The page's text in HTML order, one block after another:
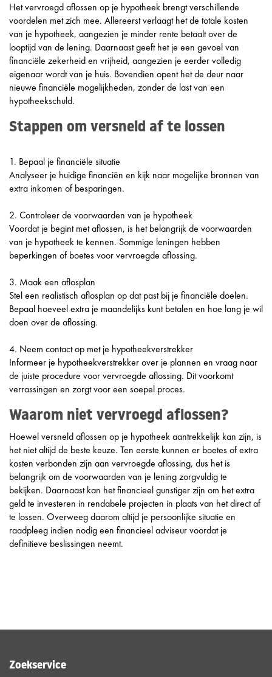
Het vervroegd aflossen op je hypotheek brengt verschillende
voordelen met zich mee. Allereerst verlaagt het de totale kosten
van je hypotheek, aangezien je minder rente betaalt over de
looptijd van de lening. Daarnaast geeft het je een gevoel van
financiële zekerheid en vrijheid, aangezien je eerder volledig
eigenaar wordt van je huis. Bovendien opent het de deur naar
nieuwe financiële mogelijkheden, zonder de last van een
hypotheekschuld.
Stappen om versneld af te lossen
1. Bepaal je financiële situatie
Analyseer je huidige financiën en kijk naar mogelijke bronnen van
extra inkomen of besparingen.
2. Controleer de voorwaarden van je hypotheek
Voordat je begint met aflossen, is het belangrijk de voorwaarden
van je hypotheek te kennen. Sommige leningen hebben
beperkingen of boetes voor vervroegde aflossing.
3. Maak een aflosplan
Stel een realistisch aflosplan op dat past bij je financiële doelen.
Bepaal hoeveel extra je maandelijks kunt betalen en hoe lang je wil
doen over de aflossing.
4. Neem contact op met je hypotheekverstrekker
Informeer je hypotheekverstrekker over je plannen en vraag naar
de juiste procedure voor vervroegde aflossing. Dit voorkomt
verrassingen en zorgt voor een soepel proces.
Waarom niet vervroegd aflossen?
Hoewel versneld aflossen op je hypotheek aantrekkelijk kan zijn, is
het niet altijd de beste keuze. Ten eerste kunnen er boetes of extra
kosten verbonden zijn aan vervroegde aflossing, dus het is
belangrijk om de voorwaarden van je lening zorgvuldig te
bekijken. Daarnaast kan het financieel gunstiger zijn om het extra
geld te investeren in rendabele projecten in plaats van het direct af
te lossen. Overweeg daarom altijd je persoonlijke situatie en
raadpleeg indien nodig een financieel adviseur voordat je
definitieve beslissingen neemt.
Zoekservice